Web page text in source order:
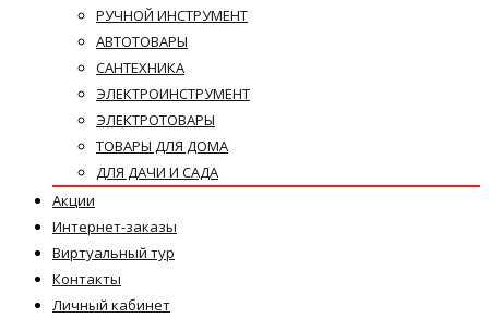
РУЧНОЙ ИНСТРУМЕНТ
АВТОТОВАРЫ
САНТЕХНИКА
ЭЛЕКТРОИНСТРУМЕНТ
ЭЛЕКТРОТОВАРЫ
ТОВАРЫ ДЛЯ ДОМА
ДЛЯ ДАЧИ И САДА
Акции
Интернет-заказы
Виртуальный тур
Контакты
Личный кабинет